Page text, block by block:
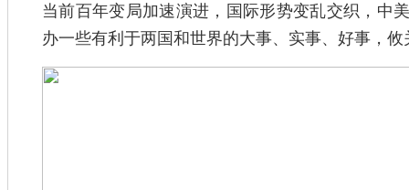
当前百年变局加速演进，国际形势变乱交织，中
办一些有利于两国和世界的大事、实事、好事，